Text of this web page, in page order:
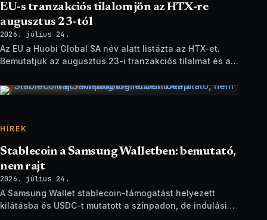
EU-s tranzakciós tilalom jön az HTX-re
augusztus 23-tól
2026. július 24.
Az EU a Huobi Global SA név alatt listázta az HTX-et.
Bemutatjuk az augusztus 23-i tranzakciós tilalmat és a
HÍREK
Stablecoin a Samsung Walletben: bemutató,
nem rajt
2026. július 24.
A Samsung Wallet stablecoin-támogatást helyezett
kilátásba és USDC-t mutatott a színpadon, de indulási